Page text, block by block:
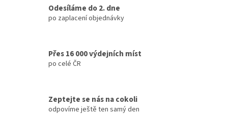
Odesíláme do 2. dne
po zaplacení objednávky
Přes 16 000 výdejních míst
po celé ČR
Zeptejte se nás na cokoli
odpovíme ještě ten samý den